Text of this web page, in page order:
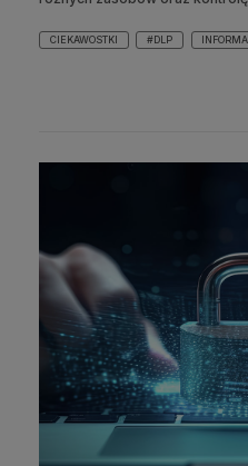
CIEKAWOSTKI #DLP